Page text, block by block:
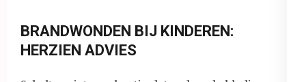
BRANDWONDEN BIJ KINDEREN:
HERZIEN ADVIES